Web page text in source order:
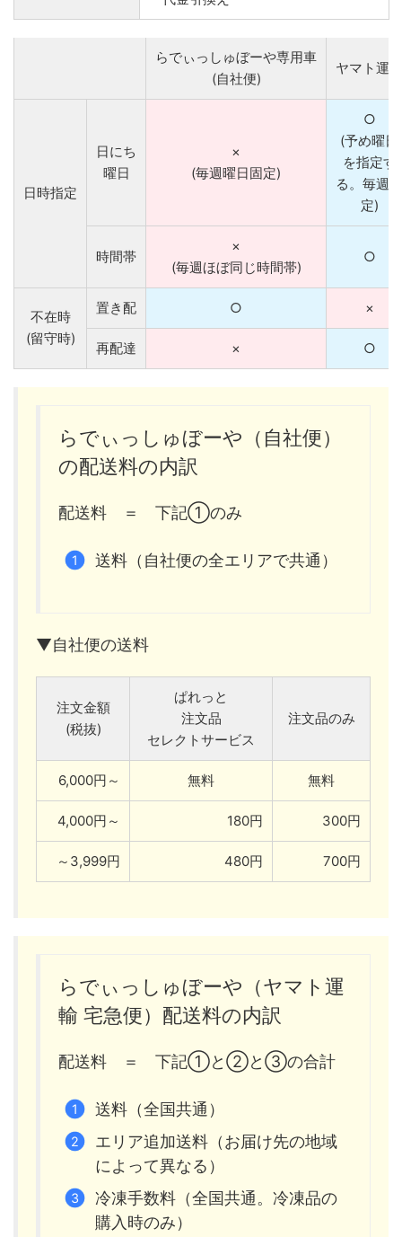
らでぃっしゅぼーや専用車
(自社便)
ヤマト運輸
日時指定
日にち
曜日
×
(毎週曜日固定)
○
(予め曜日
を指定す
る。毎週固
定)
時間帯
×
(毎週ほぼ同じ時間帯)
○
不在時
(留守時)
置き配 ○ ×
再配達 × ○
らでぃっしゅぼーや（自社便）
の配送料の内訳
配送料 ＝ 下記①のみ
送料（自社便の全エリアで共通）
▼自社便の送料
注文金額
(税抜)
ぱれっと
注文品
セレクトサービス
注文品のみ
6,000円～ 無料 無料
4,000円～ 180円 300円
～3,999円 480円 700円
らでぃっしゅぼーや（ヤマト運
輸 宅急便）配送料の内訳
配送料 ＝ 下記①と②と③の合計
送料（全国共通）
エリア追加送料（お届け先の地域
によって異なる）
冷凍手数料（全国共通。冷凍品の
購入時のみ）